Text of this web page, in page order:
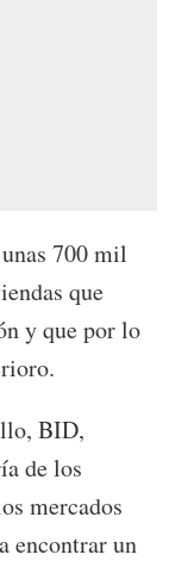
700 mil
que
y que por lo
BID,
de los
mercados
encontrar un